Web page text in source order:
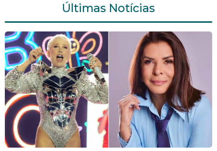
Últimas Notícias